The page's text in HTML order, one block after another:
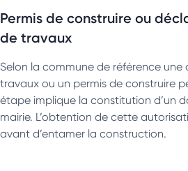
Permis de construire ou
de travaux
Selon la commune de référence
travaux ou un permis de construire
étape implique la constitution d’un
mairie. L’obtention de cette
avant d’entamer la construction.